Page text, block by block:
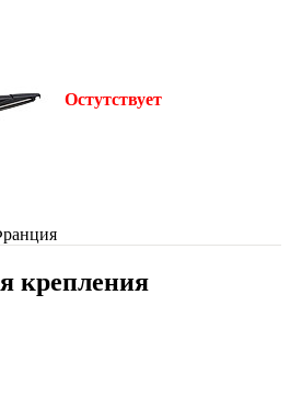
Остутствует
крепления